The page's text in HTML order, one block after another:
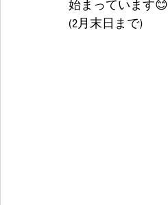
始まっています😊
(2月末日まで)